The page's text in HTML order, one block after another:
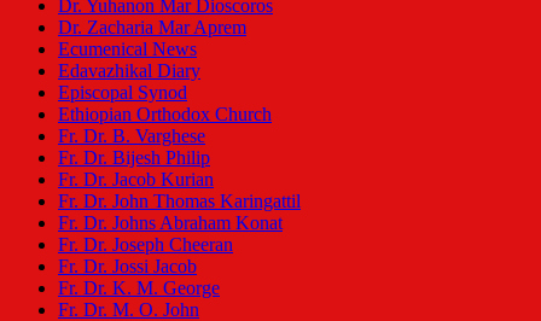
Dr. Yuhanon Mar Dioscoros
Dr. Zacharia Mar Aprem
Ecumenical News
Edavazhikal Diary
Episcopal Synod
Ethiopian Orthodox Church
Fr. Dr. B. Varghese
Fr. Dr. Bijesh Philip
Fr. Dr. Jacob Kurian
Fr. Dr. John Thomas Karingattil
Fr. Dr. Johns Abraham Konat
Fr. Dr. Joseph Cheeran
Fr. Dr. Jossi Jacob
Fr. Dr. K. M. George
Fr. Dr. M. O. John